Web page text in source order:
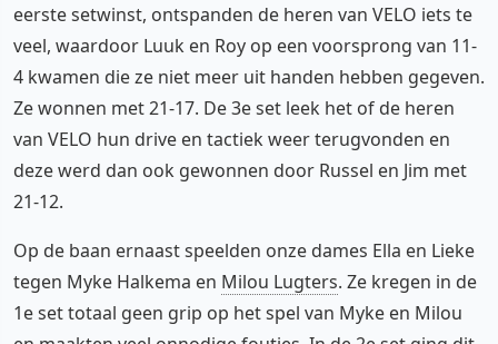
eerste setwinst, ontspanden de heren van VELO iets te
veel, waardoor Luuk en Roy op een voorsprong van 11-
4 kwamen die ze niet meer uit handen hebben gegeven.
Ze wonnen met 21-17. De 3e set leek het of de heren
van VELO hun drive en tactiek weer terugvonden en
deze werd dan ook gewonnen door Russel en Jim met
21-12.
Op de baan ernaast speelden onze dames Ella en Lieke
tegen Myke Halkema en Milou Lugters. Ze kregen in de
1e set totaal geen grip op het spel van Myke en Milou